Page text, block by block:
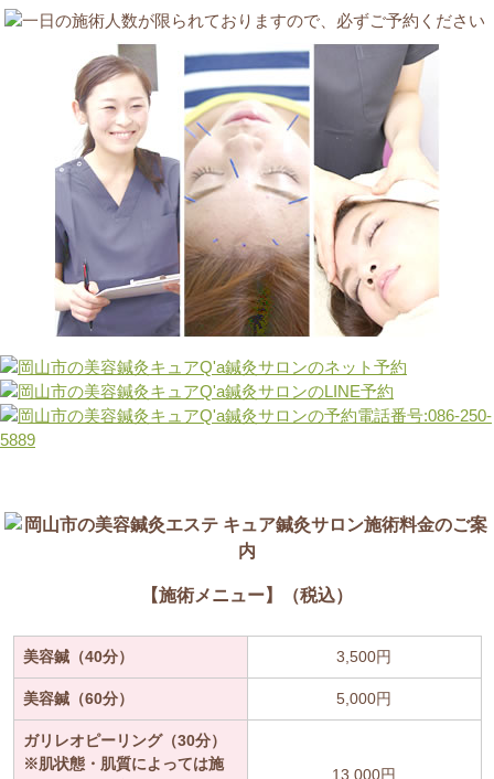
【施術メニュー】（税込）
美容鍼（40分） 3,500円
美容鍼（60分） 5,000円
ガリレオピーリング（30分）
※肌状態・肌質によっては施
13,000円